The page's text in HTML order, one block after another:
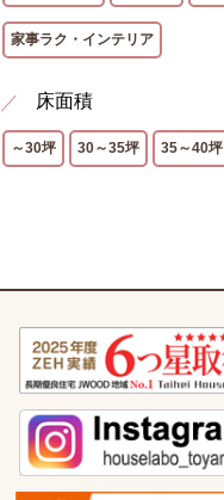
家事ラク・インテリア
床面積
～30坪 30～35坪 35～40坪